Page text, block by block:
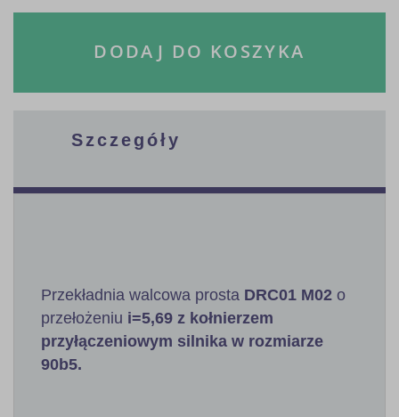
DODAJ DO KOSZYKA
Szczegóły
Przekładnia walcowa prosta DRC01 M02 o
przełożeniu i=5,69 z kołnierzem
przyłączeniowym silnika w rozmiarze
90b5.